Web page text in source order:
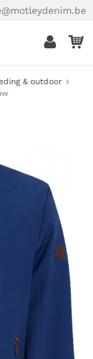
& outdoor